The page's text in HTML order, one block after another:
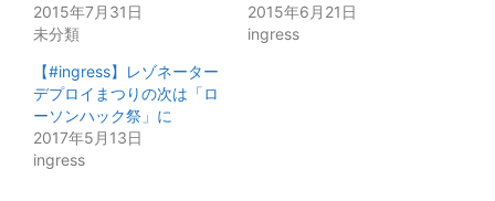
2015年7月31日
未分類
2015年6月21日
ingress
【#ingress】レゾネーター
デプロイまつりの次は「ロ
ーソンハック祭」に
2017年5月13日
ingress